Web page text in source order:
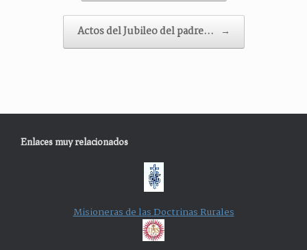
Actos del Jubileo del padre… →
Enlaces muy relacionados
Misioneras de las Doctrinas Rurales